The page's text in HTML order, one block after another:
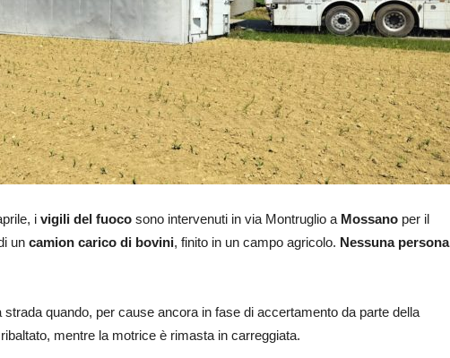
i vigili del fuoco sono intervenuti in via Montruglio a Mossano per il
un camion carico di bovini, finito in un campo agricolo. Nessuna persona
quando, per cause ancora in fase di accertamento da parte della
mentre la motrice è rimasta in carreggiata.